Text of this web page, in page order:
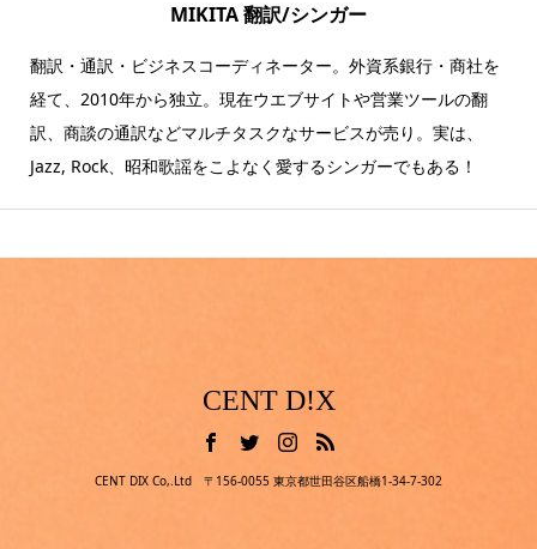
MIKITA 翻訳/シンガー
翻訳・通訳・ビジネスコーディネーター。外資系銀行・商社を
経て、2010年から独立。現在ウエブサイトや営業ツールの翻
訳、商談の通訳などマルチタスクなサービスが売り。実は、
Jazz, Rock、昭和歌謡をこよなく愛するシンガーでもある！
CENT D!X
CENT DIX Co,.Ltd 〒156-0055 東京都世田谷区船橋1-34-7-302